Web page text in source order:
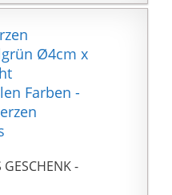
Ø4cm x
Farben -
GESCHENK -